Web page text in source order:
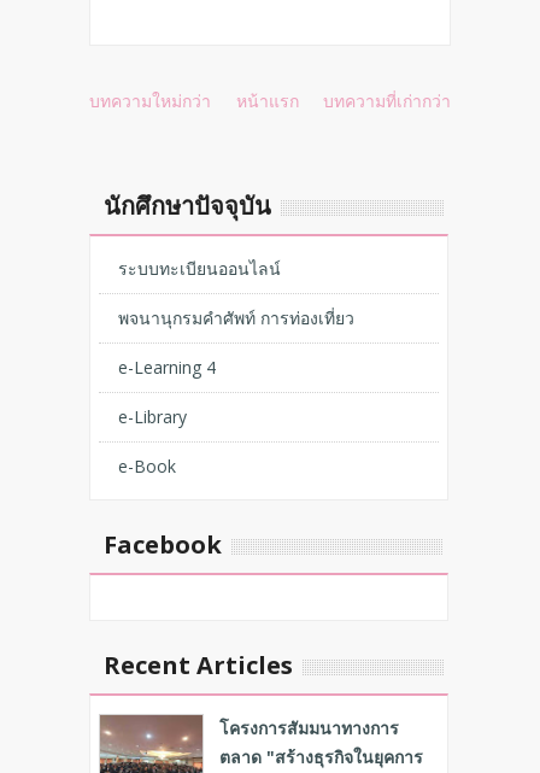
บทความใหม่กว่า หน้าแรก บทความที่เก่ากว่า
นักศึกษาปัจจุบัน
ระบบทะเบียนออนไลน์
พจนานุกรมคำศัพท์ การท่องเที่ยว
e-Learning 4
e-Library
e-Book
Facebook
Recent Articles
โครงการสัมมนาทางการ
ตลาด "สร้างธุรกิจในยุคการ